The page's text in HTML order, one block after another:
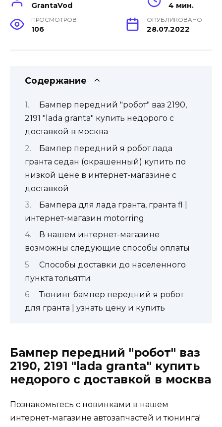
GrantaVod 4 мин.
ПРОСМОТРОВ
106
ОПУБЛИКОВАНО
28.07.2022
Содержание
Бампер передний "робот" ваз 2190,
2191 "lada granta" купить недорого с
доставкой в москва
Бампер передний я робот лада
гранта седан (окрашенный) купить по
низкой цене в интернет-магазине с
доставкой
Бампера для лада гранта, гранта fl |
интернет-магазин motorring
В нашем интернет-магазине
возможны следующие способы оплаты
Способы доставки до населенного
пункта тольятти
Тюнинг бампер передний я робот
для гранта | узнать цену и купить
Бампер передний "робот" ваз
2190, 2191 "lada granta" купить
недорого с доставкой в москва
Познакомьтесь с новинками в нашем
интернет-магазине автозапчастей и тюнинга!